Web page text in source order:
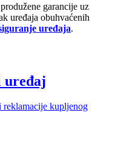
garancije uz
uređaja obuhvaćenih
uređaja.
uređaj
reklamacije kupljenog